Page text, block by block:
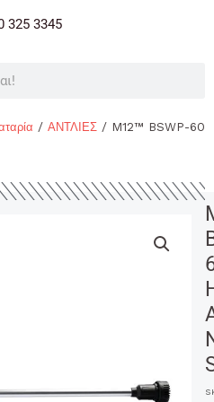
325 3345
/ ΑΝΤΛΙΕΣ / M12™ BSWP-